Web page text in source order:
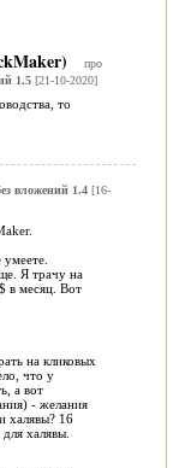
про
1.5[21-10-2020]
то
вложений 1.4[16-
Я трачу на
в месяц. Вот
на кликовых
что у
а вот
- желания
халявы? 16
халявы.